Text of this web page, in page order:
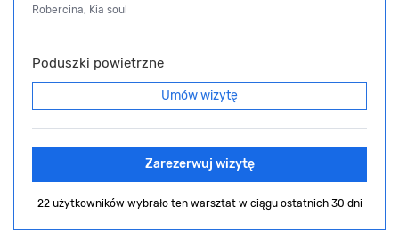
Robercina, Kia soul
Poduszki powietrzne
Umów wizytę
Zarezerwuj wizytę
22 użytkowników wybrało ten warsztat w ciągu ostatnich 30 dni